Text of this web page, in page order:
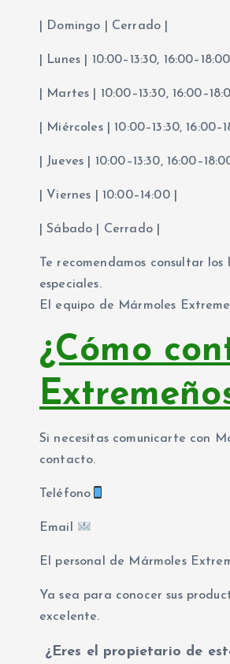
| Domingo | Cerrado |
| Lunes | 10:00–13:30, 16:00–18:00
| Martes | 10:00–13:30,
| Miércoles | 10:00–13:30,
| Jueves | 10:00–13:30,
| Viernes | 10:00–14:00 |
| Sábado | Cerrado |
Te recomendamos consultar
especiales.
El equipo de Mármoles
¿Cómo
Si necesitas comunicarte con
contacto.
Teléfono
Email
El personal de Mármoles
Ya sea para conocer sus
excelente.
¿Eres el propietario de